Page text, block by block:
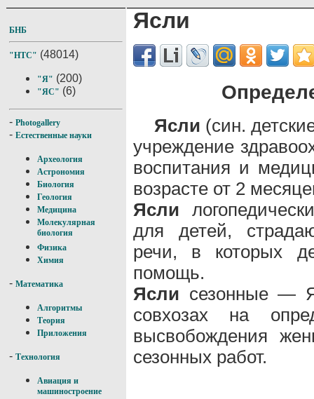
БНБ
"НТС" (48014)
"Я" (200)
"ЯС" (6)
- Photogallery
- Естественные науки
Археология
Астрономия
Биология
Геология
Медицина
Молекулярная
биология
Физика
Химия
- Математика
Алгоритмы
Теория
Приложения
- Технология
Авиация и
машиностроение
Ясли
Ясли (син.
учреждение
воспитания и
возрасте от 2
Ясли
для детей,
речи, в которых
помощь.
Ясли сезонные —
совхозах на
высвобождения
сезонных работ.